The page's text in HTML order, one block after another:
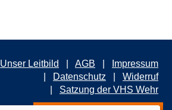
Unser Leitbild AGB
Impressum
Datenschutz
Widerruf
Satzung der VHS Wehr